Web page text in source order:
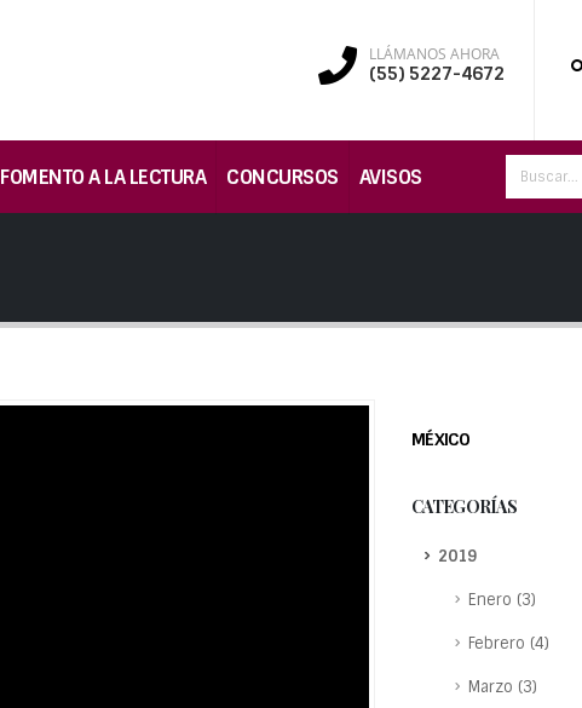
LLÁMANOS AHORA
(55) 5227-4672
FOMENTO A LA LECTURA CONCURSOS AVISOS
MÉXICO
CATEGORÍAS
2019
Enero (3)
Febrero (4)
Marzo (3)